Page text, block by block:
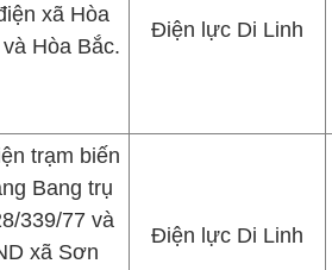
xã Hòa
Hòa Bắc.
Điện lực Di Linh
trạm biến
Bang trụ
339/77 và
xã Sơn
Điện lực Di Linh